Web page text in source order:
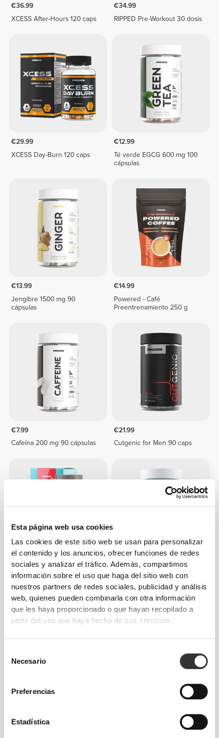
Esta página web usa cookies
Las cookies de este sitio web se usan para personalizar
el contenido y los anuncios, ofrecer funciones de redes
sociales y analizar el tráfico. Además, compartimos
información sobre el uso que haga del sitio web con
nuestros partners de redes sociales, publicidad y análisis
web, quienes pueden combinarla con otra información
que les haya proporcionado o que hayan recopilado a
partir del uso que haya hecho de sus servicios.
Necesario
Preferencias
Estadística
€36.99
XCESS After-Hours 120 caps
€34.99
RIPPED Pre-Workout 30 dosis
€29.99
XCESS Day-Burn 120 caps
€12.99
Té verde EGCG 600 mg 100
cápsulas
€13.99
Jengibre 1500 mg 90
cápsulas
€14.99
Powered - Café
Preentrenamiento 250 g
€7.99
Cafeína 200 mg 90 cápsulas
€21.99
Cutgenic for Men 90 caps
€14.99
Burn 60 caps
€10.99
Guaraná 500 mg 60 cápsulas
2 Week Cut & Burn 90 Caps -